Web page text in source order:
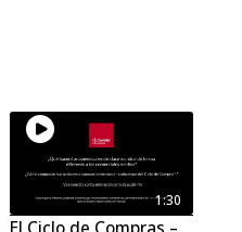
1:30